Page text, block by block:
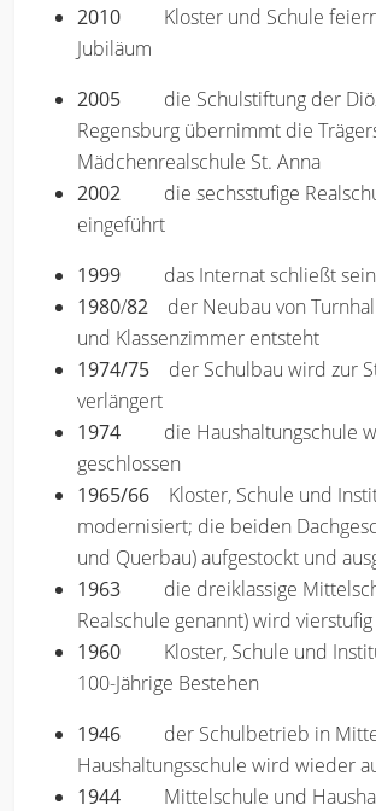
2010 Kloster und Schule
Jubiläum
2005 die Schulstiftung der
Regensburg übernimmt die
Mädchenrealschule St. Anna
2002 die sechsstufige
eingeführt
1999 das Internat schließt
1980/82 der Neubau von
und Klassenzimmer entsteht
1974/75 der Schulbau wird zur
verlängert
1974 die Haushaltungschule
geschlossen
1965/66 Kloster, Schule und
modernisiert; die beiden
und Querbau) aufgestockt und
1963 die dreiklassige
Realschule genannt) wird vierstufig
1960 Kloster, Schule und
100-Jährige Bestehen
1946 der Schulbetrieb in
Haushaltungsschule wird wieder
1944 Mittelschule und